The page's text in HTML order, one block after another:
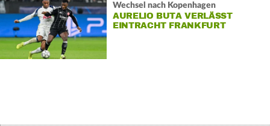
Wechsel nach Kopenhagen
AURELIO BUTA VERLÄSST
EINTRACHT FRANKFURT